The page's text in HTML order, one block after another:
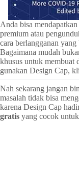
Anda bisa
premium atau
cara berlangganan
Bagaimana mudah
khusus untuk membuat
gunakan Design Cap,
Nah sekarang jangan
masalah tidak bisa
karena Design Cap
gratis yang cocok